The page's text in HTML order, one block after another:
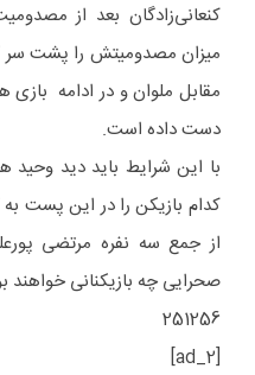
کنعانی‌زادگان بعد از
میزان مصدومیتش را پشت سر
مقابل ملوان و در ادامه بازی
دست داده است.
با این شرایط باید دید وحید
کدام بازیکن را در این پست
از جمع سه نفره مرتضی
صحرایی چه بازیکنانی خواهند
251256
[ad_2]